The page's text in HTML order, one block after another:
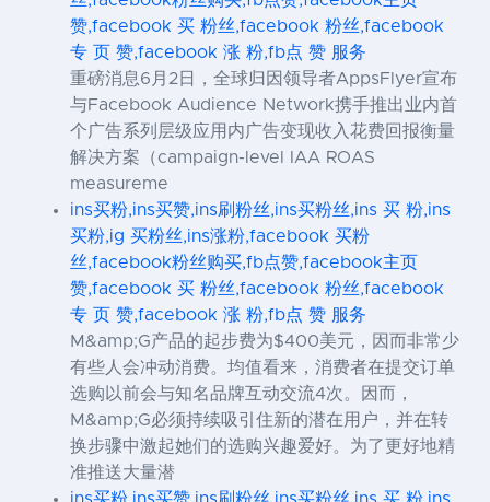
赞,facebook 买 粉丝,facebook 粉丝,facebook
专 页 赞,facebook 涨 粉,fb点 赞 服务
重磅消息6月2日，全球归因领导者AppsFlyer宣布
与Facebook Audience Network携手推出业内首
个广告系列层级应用内广告变现收入花费回报衡量
解决方案（campaign-level IAA ROAS
measureme
ins买粉,ins买赞,ins刷粉丝,ins买粉丝,ins 买 粉,ins
买粉,ig 买粉丝,ins涨粉,facebook 买粉
丝,facebook粉丝购买,fb点赞,facebook主页
赞,facebook 买 粉丝,facebook 粉丝,facebook
专 页 赞,facebook 涨 粉,fb点 赞 服务
M&amp;G产品的起步费为$400美元，因而非常少
有些人会冲动消费。均值看来，消费者在提交订单
选购以前会与知名品牌互动交流4次。因而，
M&amp;G必须持续吸引住新的潜在用户，并在转
换步骤中激起她们的选购兴趣爱好。为了更好地精
准推送大量潜